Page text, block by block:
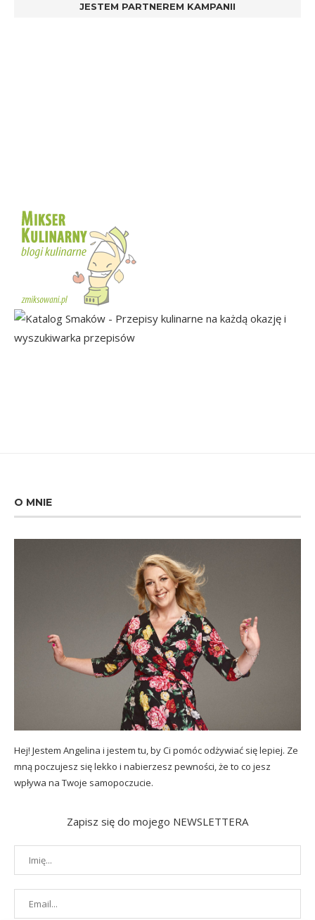
JESTEM PARTNEREM KAMPANII
O MNIE
Hej! Jestem Angelina i jestem tu, by Ci pomóc odżywiać się lepiej. Ze
mną poczujesz się lekko i nabierzesz pewności, że to co jesz
wpływa na Twoje samopoczucie.
Zapisz się do mojego NEWSLETTERA